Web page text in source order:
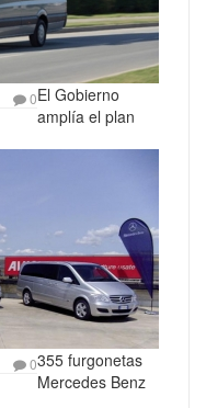
0El Gobierno
amplía el plan
0355 furgonetas
Mercedes Benz